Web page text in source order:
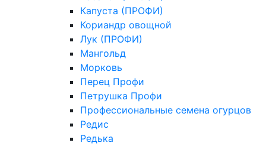
Капуста (ПРОФИ)
Кориандр овощной
Лук (ПРОФИ)
Мангольд
Морковь
Перец Профи
Петрушка Профи
Профессиональные семена огурцов
Редис
Редька